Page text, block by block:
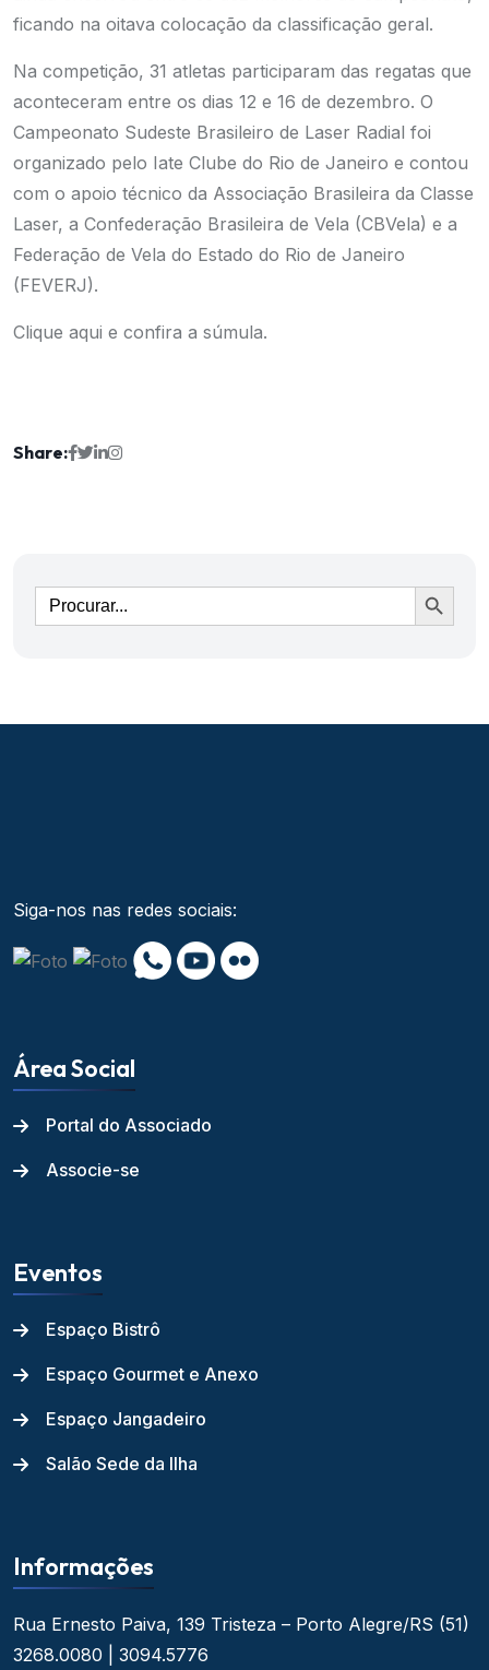
ficando na oitava colocação da classificação geral.
Na competição, 31 atletas participaram das regatas que
aconteceram entre os dias 12 e 16 de dezembro. O
Campeonato Sudeste Brasileiro de Laser Radial foi
organizado pelo Iate Clube do Rio de Janeiro e contou
com o apoio técnico da Associação Brasileira da Classe
Laser, a Confederação Brasileira de Vela (CBVela) e a
Federação de Vela do Estado do Rio de Janeiro
(FEVERJ).
Clique aqui e confira a súmula.
Share:
Ir
Siga-nos nas redes sociais:
Área Social
Portal do Associado
Associe-se
Eventos
Espaço Bistrô
Espaço Gourmet e Anexo
Espaço Jangadeiro
Salão Sede da Ilha
Informações
Rua Ernesto Paiva, 139 Tristeza – Porto Alegre/RS (51)
3268.0080 | 3094.5776